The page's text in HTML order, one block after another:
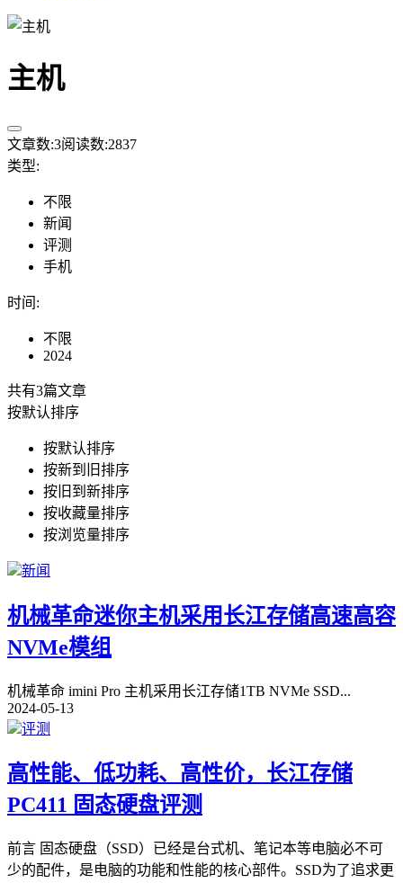
主机
文章数:3阅读数:2837
类型:
不限
新闻
评测
手机
时间 :
不限
2024
共有3篇文章
按默认排序
按默认排序
按新到旧排序
按旧到新排序
按收藏量排序
按浏览量排序
新闻
机械革命迷你主机采用长江存储高速高容
NVMe模组
机械革命 imini Pro 主机采用长江存储1TB NVMe SSD...
2024-05-13
评测
高性能、低功耗、高性价，长江存储
PC411 固态硬盘评测
前言 固态硬盘（SSD）已经是台式机、笔记本等电脑必不可
少的配件，是电脑的功能和性能的核心部件。SSD为了追求更